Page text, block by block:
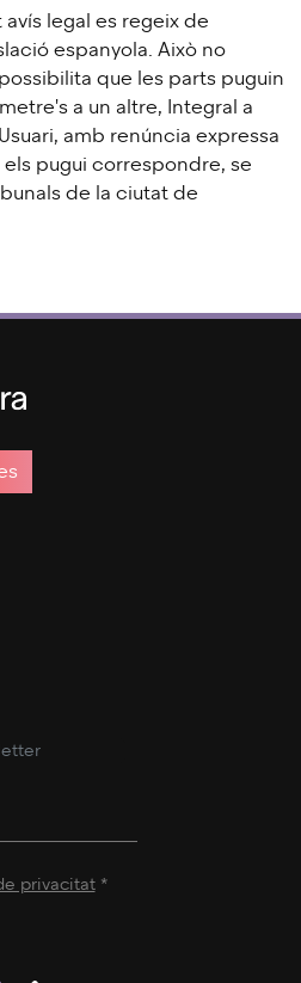
legal es regeix de
espanyola. Això no
que les parts puguin
a un altre, Integral a
amb renúncia expressa
pugui correspondre, se
de la ciutat de
privacitat*